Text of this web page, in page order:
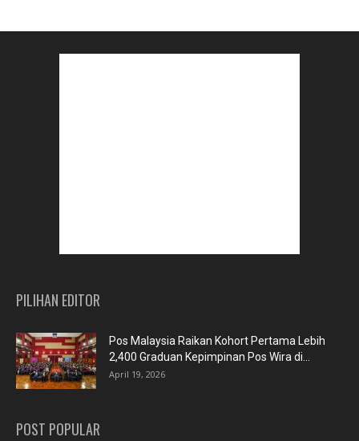
PILIHAN EDITOR
Pos Malaysia Raikan Kohort Pertama Lebih
2,400 Graduan Kepimpinan Pos Wira di...
April 19, 2026
POST POPULAR